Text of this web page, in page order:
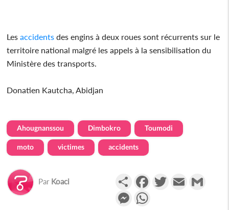
Lesaccidents des engins à deux roues sont récurrents sur le
territoire national malgré les appels à la sensibilisation du
Ministère des transports.
Donatien Kautcha, Abidjan
Ahougnanssou Dimbokro Toumodi
moto victimes accidents
Par Koaci PartagerFacebookTwitterEmail
Messenger